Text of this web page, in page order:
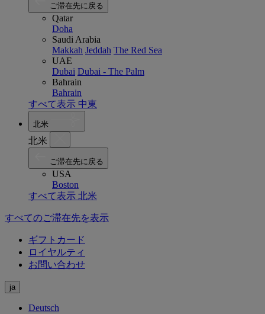
ご滞在先に戻る
Qatar
Doha
Saudi Arabia
Makkah Jeddah The Red Sea
UAE
Dubai Dubai - The Palm
Bahrain
Bahrain
すべて表示 中東
北米
北米
ご滞在先に戻る
USA
Boston
すべて表示 北米
すべてのご滞在先を表示
ギフトカード
ロイヤルティ
お問い合わせ
ja
Deutsch